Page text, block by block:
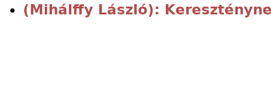
(Mihálffy László):